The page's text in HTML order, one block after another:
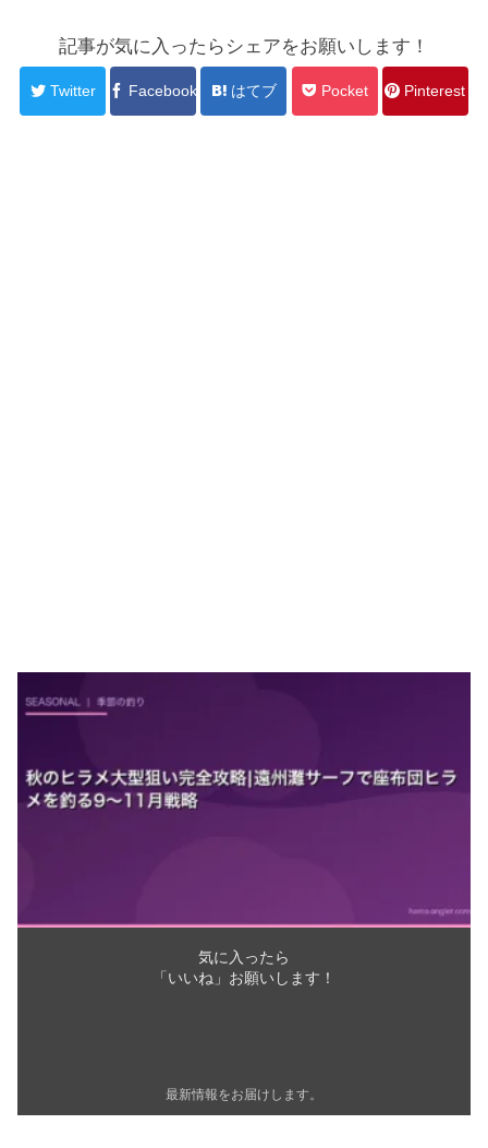
記事が気に入ったらシェアをお願いします！
Twitter Facebook はてブ Pocket Pinterest
気に入ったら
「いいね」お願いします！
最新情報をお届けします。